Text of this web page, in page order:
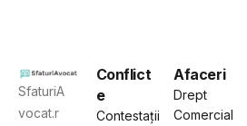
SfaturiA
vocat.r
Conflict
e
Contestații
Afaceri
Drept
Comercial